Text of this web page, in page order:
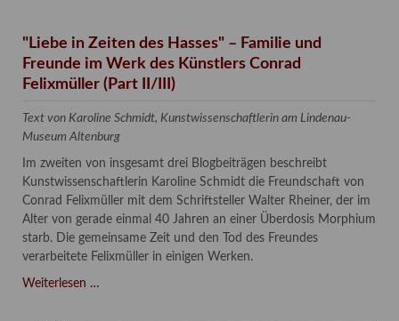
"Liebe in Zeiten des Hasses" – Familie und
Freunde im Werk des Künstlers Conrad
Felixmüller (Part II/III)
Text von Karoline Schmidt, Kunstwissenschaftlerin am Lindenau-
Museum Altenburg
Im zweiten von insgesamt drei Blogbeiträgen beschreibt
Kunstwissenschaftlerin Karoline Schmidt die Freundschaft von
Conrad Felixmüller mit dem Schriftsteller Walter Rheiner, der im
Alter von gerade einmal 40 Jahren an einer Überdosis Morphium
starb. Die gemeinsame Zeit und den Tod des Freundes
verarbeitete Felixmüller in einigen Werken.
Weiterlesen …